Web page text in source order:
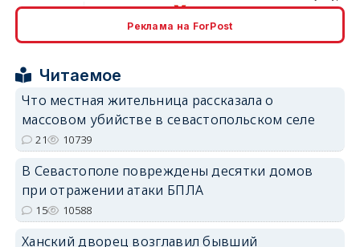
erid: 2SDnjcrDNw6
Реклама на ForPost
Читаемое
Что местная жительница рассказала о
массовом убийстве в севастопольском селе
21 10739
В Севастополе повреждены десятки домов
при отражении атаки БПЛА
15 10588
Ханский дворец возглавил бывший